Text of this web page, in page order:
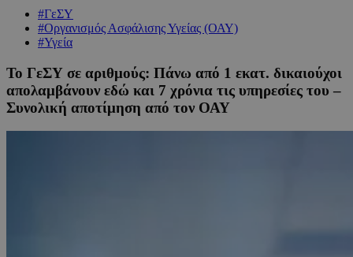
#ΓεΣΥ
#Οργανισμός Ασφάλισης Υγείας (ΟΑΥ)
#Υγεία
Το ΓεΣΥ σε αριθμούς: Πάνω από 1 εκατ. δικαιούχοι
απολαμβάνουν εδώ και 7 χρόνια τις υπηρεσίες του –
Συνολική αποτίμηση από τον ΟΑΥ